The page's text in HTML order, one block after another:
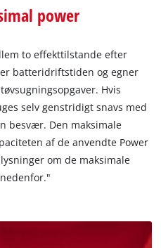
power
to effekttilstande efter
batteridriftstiden og egner
Hvis
selv genstridigt snavs med
besvær. Den maksimale
af de anvendte Power
om de maksimale